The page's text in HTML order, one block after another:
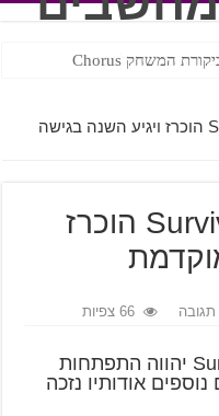
Surviving the Aftermath הוכרז ויגיע השנה בגישה
Surviving the Aftermath הוכרז
66 צפיות
משחק ההמשך ל-Surviving Mars יהווה התפתחות
אודותיו נזכה